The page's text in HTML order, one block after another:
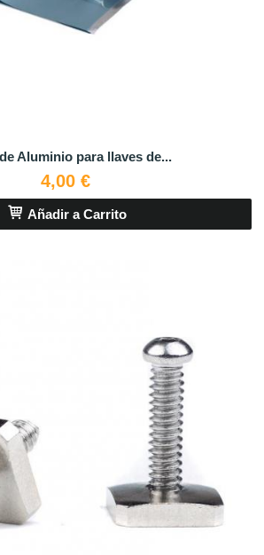
Aluminio para llaves de...
4,00 €
Añadir a Carrito